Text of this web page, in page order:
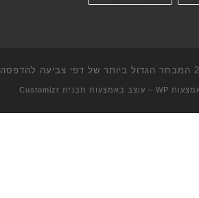
המבחר הגדול ביותר של דפי צביעה להדפסה
WP – עוצב באמצעות תבנית Customizr